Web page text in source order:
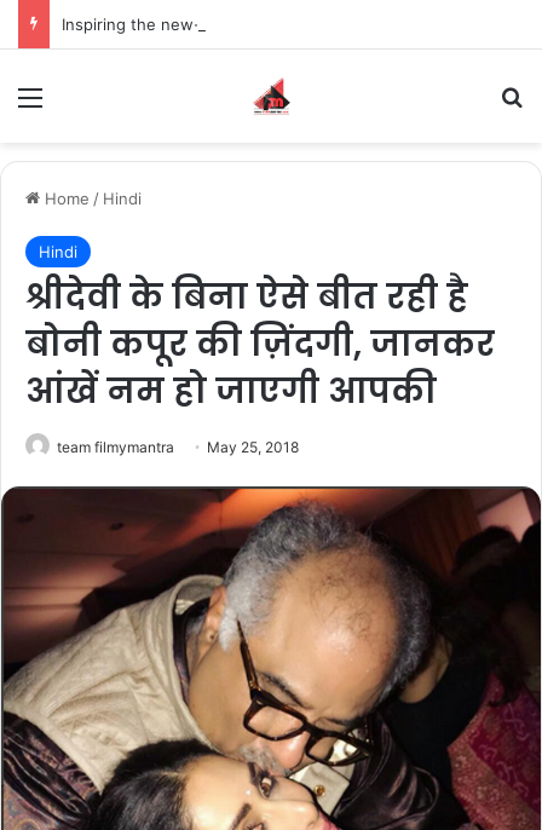
Home / Hindi
Hindi
श्रीदेवी के बिना ऐसे बीत रही है
बोनी कपूर की ज़िंदगी, जानकर
आंखें नम हो जाएगी आपकी
team filmymantra May 25, 2018